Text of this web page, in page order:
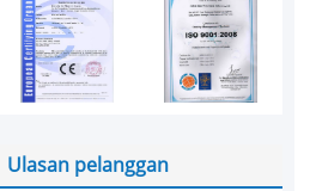
Ulasan pelanggan